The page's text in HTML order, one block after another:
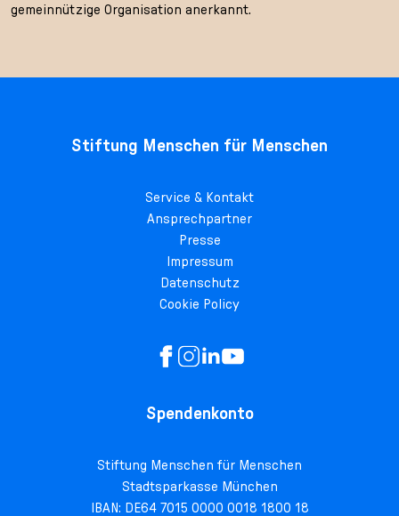
gemeinnützige Organisation anerkannt.
Stiftung Menschen für Menschen
Service & Kontakt
Ansprechpartner
Presse
Impressum
Datenschutz
Cookie Policy
Spendenkonto
Stiftung Menschen für Menschen
Stadtsparkasse München
IBAN: DE64 7015 0000 0018 1800 18